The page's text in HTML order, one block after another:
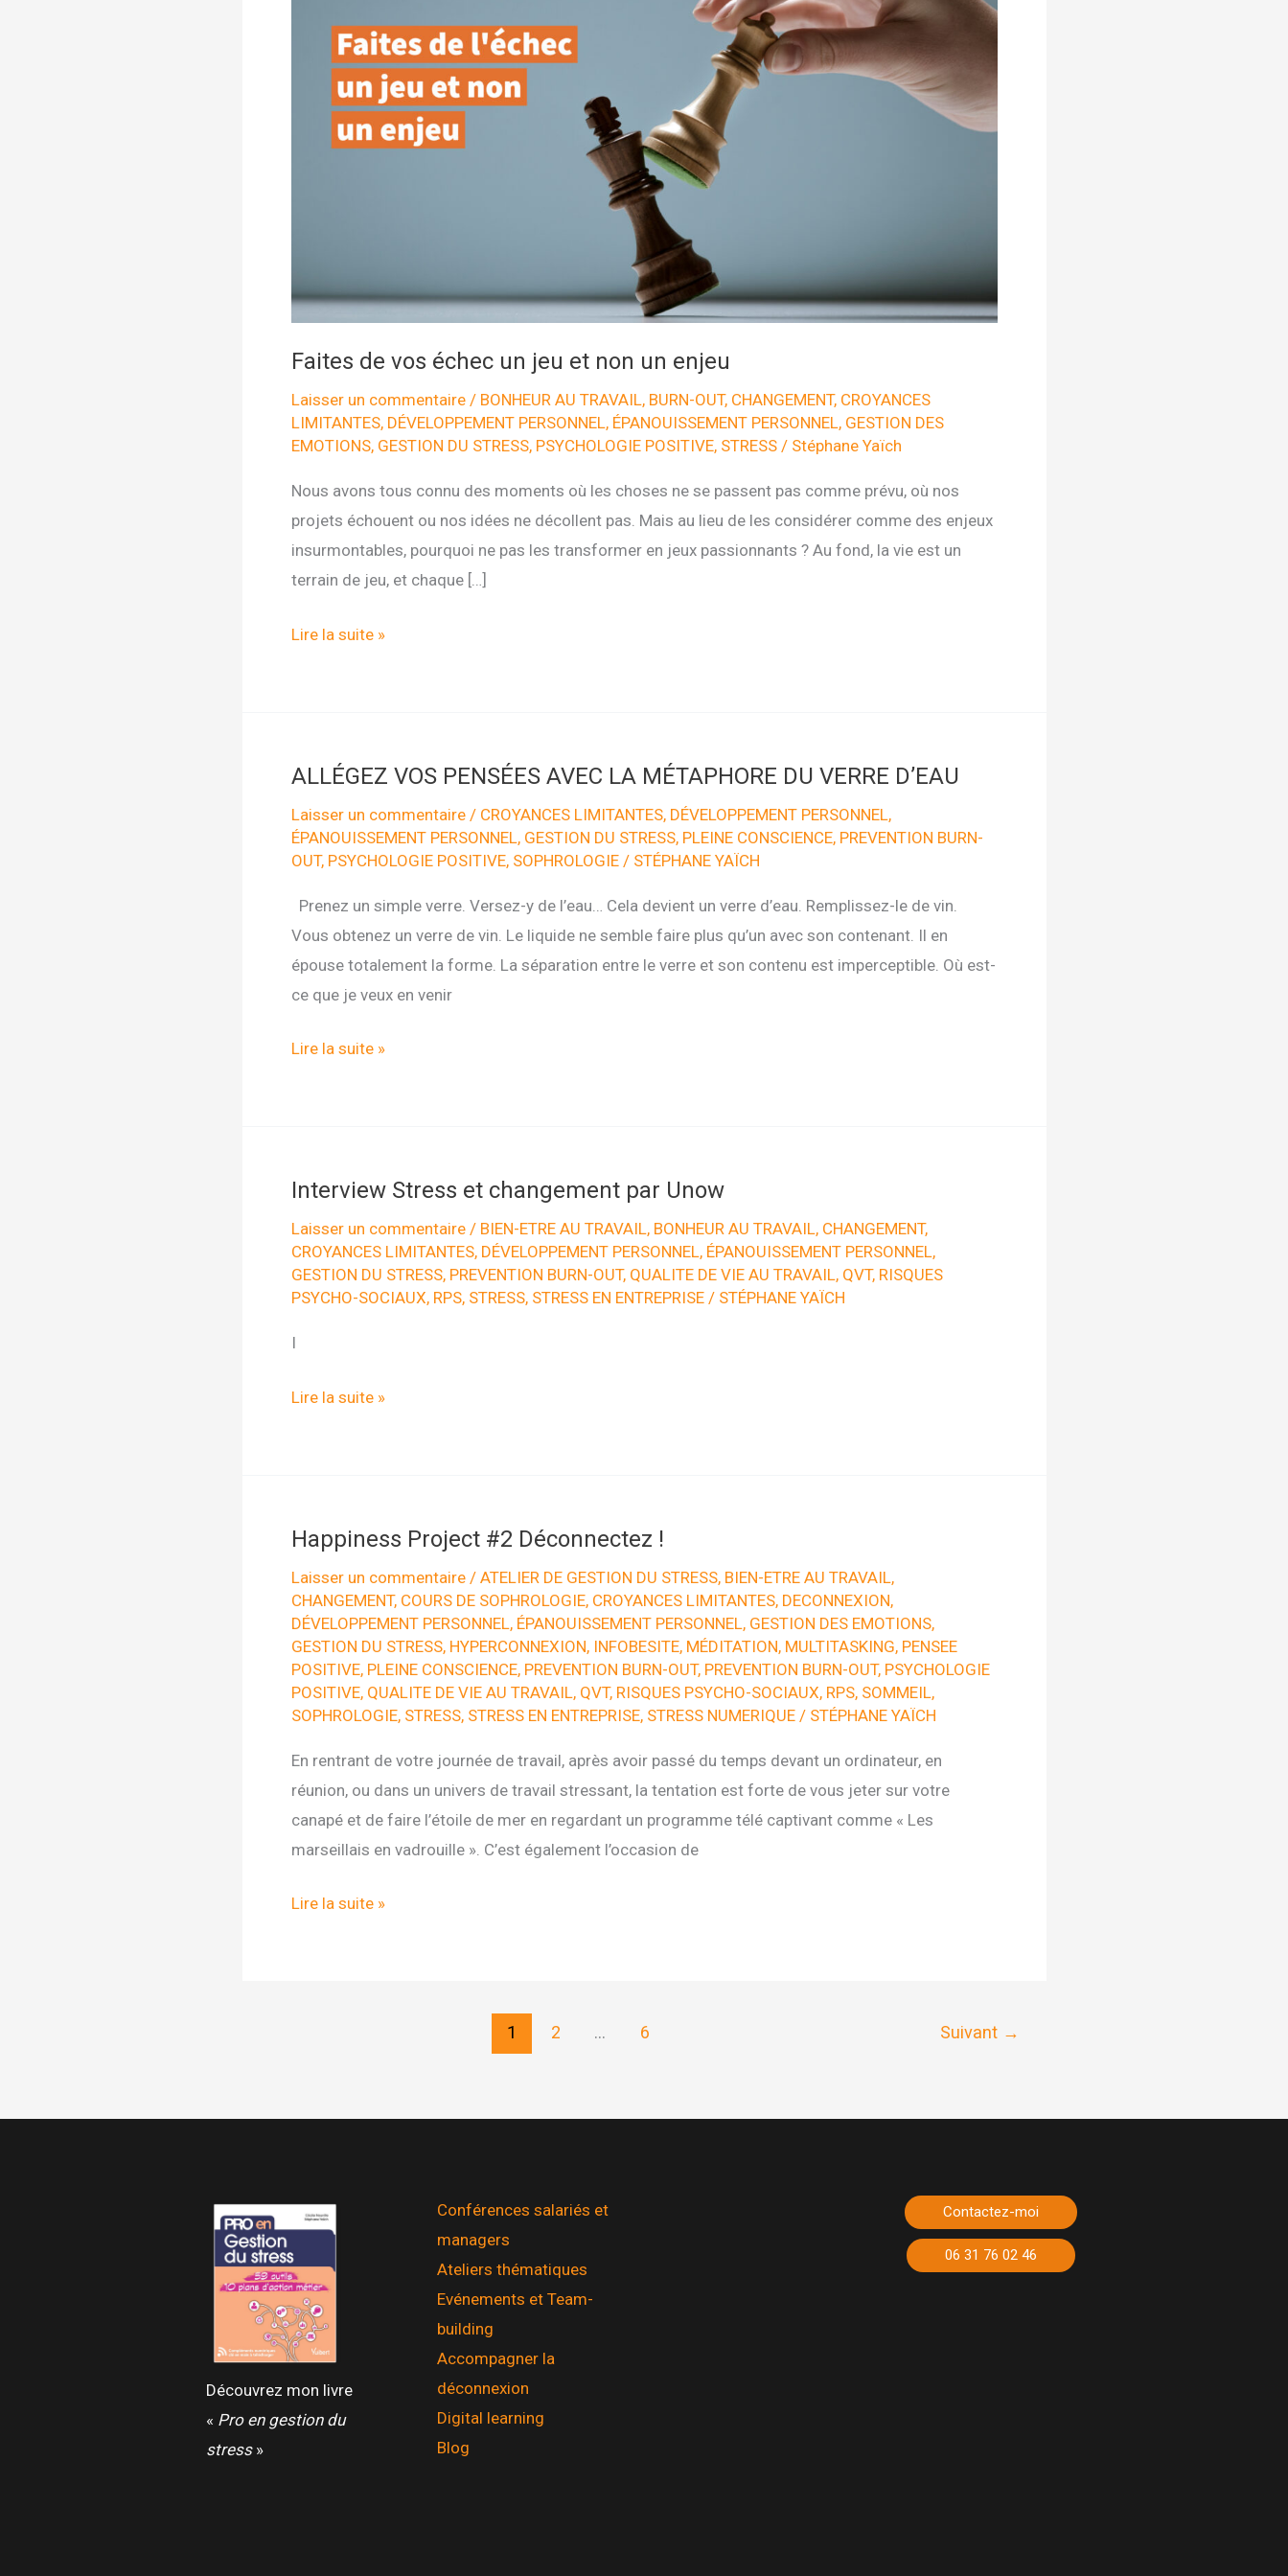
Faites de vos échec un jeu et non un enjeu
Laisser un commentaire / BONHEUR AU TRAVAIL, BURN-OUT, CHANGEMENT, CROYANCES
LIMITANTES, DÉVELOPPEMENT PERSONNEL, ÉPANOUISSEMENT PERSONNEL, GESTION DES
EMOTIONS, GESTION DU STRESS, PSYCHOLOGIE POSITIVE, STRESS/ Stéphane Yaïch
Nous avons tous connu des moments où les choses ne se passent pas comme prévu, où nos
projets échouent ou nos idées ne décollent pas. Mais au lieu de les considérer comme des enjeux
insurmontables, pourquoi ne pas les transformer en jeux passionnants ? Au fond, la vie est un
terrain de jeu, et chaque […]
Faites
jeu
et
non
un
enjeu
Lire la suite »
ALLÉGEZ VOS PENSÉES AVEC LA MÉTAPHORE DU VERRE D’EAU
Laisser un commentaire / CROYANCES LIMITANTES, DÉVELOPPEMENT PERSONNEL,
ÉPANOUISSEMENT PERSONNEL, GESTION DU STRESS, PLEINE CONSCIENCE, PREVENTION BURN-
OUT, PSYCHOLOGIE POSITIVE, SOPHROLOGIE/ STÉPHANE YAÏCH
Prenez un simple verre. Versez-y de l’eau… Cela devient un verre d’eau. Remplissez-le de vin.
Vous obtenez un verre de vin. Le liquide ne semble faire plus qu’un avec son contenant. Il en
épouse totalement la forme. La séparation entre le verre et son contenu est imperceptible. Où est-
ce que je veux en venir
ALLÉGEZ
MÉTAPHORE
DU
VERRE
D’EAU
Lire la suite »
Interview Stress et changement par Unow
Laisser un commentaire / BIEN-ETRE AU TRAVAIL, BONHEUR AU TRAVAIL, CHANGEMENT,
CROYANCES LIMITANTES, DÉVELOPPEMENT PERSONNEL, ÉPANOUISSEMENT PERSONNEL,
GESTION DU STRESS, PREVENTION BURN-OUT, QUALITE DE VIE AU TRAVAIL, QVT, RISQUES
PSYCHO-SOCIAUX, RPS, STRESS, STRESS EN ENTREPRISE/ STÉPHANE YAÏCH
I
Interview
Unow
Lire la suite »
Happiness Project #2 Déconnectez !
Laisser un commentaire / ATELIER DE GESTION DU STRESS, BIEN-ETRE AU TRAVAIL,
CHANGEMENT, COURS DE SOPHROLOGIE, CROYANCES LIMITANTES, DECONNEXION,
DÉVELOPPEMENT PERSONNEL, ÉPANOUISSEMENT PERSONNEL, GESTION DES EMOTIONS,
GESTION DU STRESS, HYPERCONNEXION, INFOBESITE, MÉDITATION, MULTITASKING, PENSEE
POSITIVE, PLEINE CONSCIENCE, PREVENTION BURN-OUT, PREVENTION BURN-OUT, PSYCHOLOGIE
POSITIVE, QUALITE DE VIE AU TRAVAIL, QVT, RISQUES PSYCHO-SOCIAUX, RPS, SOMMEIL,
SOPHROLOGIE, STRESS, STRESS EN ENTREPRISE, STRESS NUMERIQUE/ STÉPHANE YAÏCH
En rentrant de votre journée de travail, après avoir passé du temps devant un ordinateur, en
réunion, ou dans un univers de travail stressant, la tentation est forte de vous jeter sur votre
canapé et de faire l’étoile de mer en regardant un programme télé captivant comme « Les
marseillais en vadrouille ». C’est également l’occasion de
Happiness
Lire la suite »
1 2 … 6 Suivant →
Découvrez mon livre
« Pro en gestion du
stress»
Conférences salariés et
managers
Ateliers thématiques
Evénements et Team-
building
Accompagner la
déconnexion
Digital learning
Blog
Contactez-moi
06 31 76 02 46